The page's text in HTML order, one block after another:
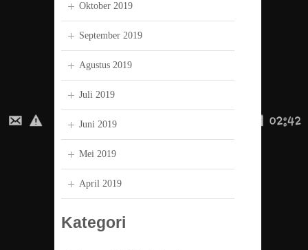
Oktober 2019
September 2019
Agustus 2019
Juli 2019
Juni 2019
Mei 2019
April 2019
Kategori